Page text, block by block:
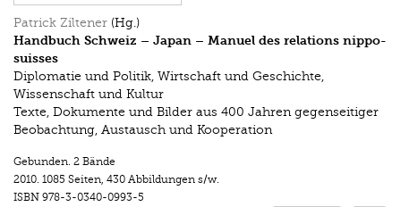
Patrick Ziltener (Hg.)
Handbuch Schweiz – Japan – Manuel des relations nippo-
suisses
Diplomatie und Politik, Wirtschaft und Geschichte,
Wissenschaft und Kultur
Texte, Dokumente und Bilder aus 400 Jahren gegenseitiger
Beobachtung, Austausch und Kooperation
Gebunden. 2 Bände
2010. 1085 Seiten, 430 Abbildungen s/w.
ISBN 978-3-0340-0993-5